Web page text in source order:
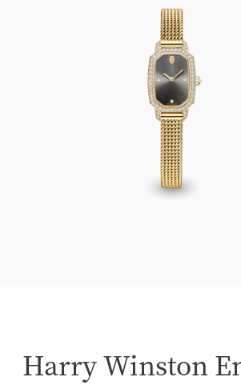
Harry Winston